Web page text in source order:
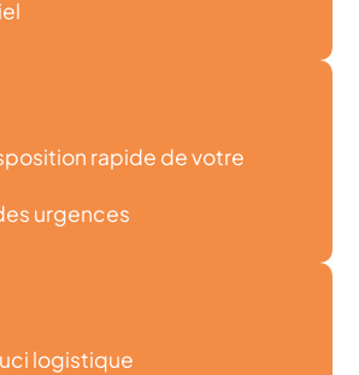
rapide de votre
urgences
logistique